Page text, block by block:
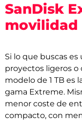
SanDisk
movilidad
Si lo que buscas
proyectos ligeros o
modelo de 1 TB es
gama Extreme.
menor coste de
compacto, con